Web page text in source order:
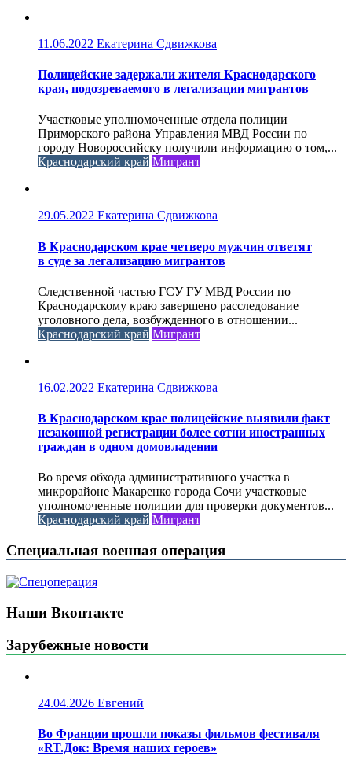
11.06.2022 Екатерина Сдвижкова
Полицейские задержали жителя Краснодарского
края, подозреваемого в легализации мигрантов
Участковые уполномоченные отдела полиции
Приморского района Управления МВД России по
городу Новороссийску получили информацию о том,...
Краснодарский край Мигрант
29.05.2022 Екатерина Сдвижкова
В Краснодарском крае четверо мужчин ответят
в суде за легализацию мигрантов
Следственной частью ГСУ ГУ МВД России по
Краснодарскому краю завершено расследование
уголовного дела, возбужденного в отношении...
Краснодарский край Мигрант
16.02.2022 Екатерина Сдвижкова
В Краснодарском крае полицейские выявили факт
незаконной регистрации более сотни иностранных
граждан в одном домовладении
Во время обхода административного участка в
микрорайоне Макаренко города Сочи участковые
уполномоченные полиции для проверки документов...
Краснодарский край Мигрант
Специальная военная операция
Наши Вконтакте
Зарубежные новости
24.04.2026 Евгений
Во Франции прошли показы фильмов фестиваля
«RT.Док: Время наших героев»